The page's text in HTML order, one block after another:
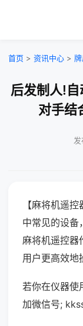
首页 > 资讯中心 >
后发制人!
对手结
【麻将机遥
中常见的设备
麻将机遥控器
用户更高效地
若你在仪器使
加微信号;